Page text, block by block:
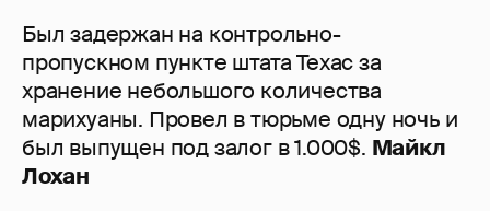
Был задержан на контрольно-
пропускном пункте штата Техас за
хранение небольшого количества
марихуаны. Провел в тюрьме одну ночь и
был выпущен под залог в 1.000$. Майкл
Лохан